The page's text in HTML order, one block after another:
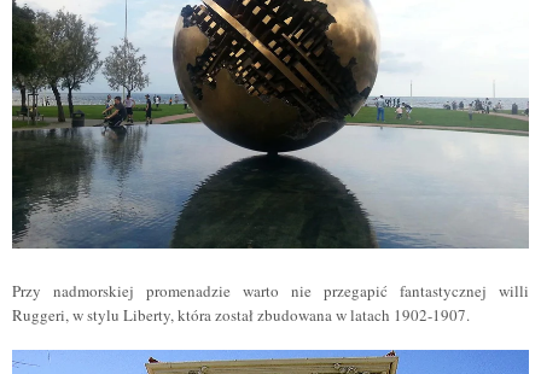
Przy nadmorskiej promenadzie warto nie przegapić fantastycznej willi
Ruggeri, w stylu Liberty, która został zbudowana w latach 1902-1907.